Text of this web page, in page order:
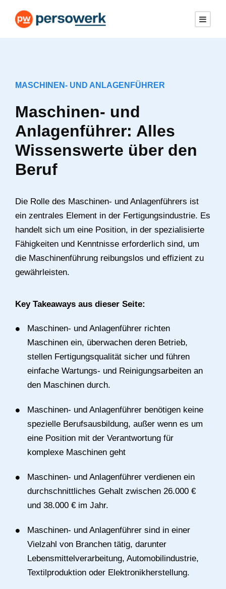
MASCHINEN- UND ANLAGENFÜHRER
Maschinen- und
Anlagenführer: Alles
Wissenswerte über den
Beruf
Die Rolle des Maschinen- und Anlagenführers ist
ein zentrales Element in der Fertigungsindustrie. Es
handelt sich um eine Position, in der spezialisierte
Fähigkeiten und Kenntnisse erforderlich sind, um
die Maschinenführung reibungslos und effizient zu
gewährleisten.
Key Takeaways aus dieser Seite:
Maschinen- und Anlagenführer richten
Maschinen ein, überwachen deren Betrieb,
stellen Fertigungsqualität sicher und führen
einfache Wartungs- und Reinigungsarbeiten an
den Maschinen durch.
Maschinen- und Anlagenführer benötigen keine
spezielle Berufsausbildung, außer wenn es um
eine Position mit der Verantwortung für
komplexe Maschinen geht
Maschinen- und Anlagenführer verdienen ein
durchschnittliches Gehalt zwischen 26.000 €
und 38.000 € im Jahr.
Maschinen- und Anlagenführer sind in einer
Vielzahl von Branchen tätig, darunter
Lebensmittelverarbeitung, Automobilindustrie,
Textilproduktion oder Elektronikherstellung.